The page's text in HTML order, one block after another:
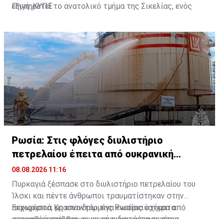
εξυπηρετεί το ανατολικό τμήμα της Σικελίας, ενός
Πηγή: ΚΥΠΕ
Ρωσία: Στις φλόγες διυλιστήριο
πετρελαίου έπειτα από ουκρανική
επίθεση
08.08.2026 11:16
Πυρκαγιά ξέσπασε στο διυλιστήριο πετρελαίου του
Ίλσκι και πέντε άνθρωποι τραυματίστηκαν στην
περιφέρεια Κρασνοντάρ της Ρωσίας ύστερα από
Ξεχωριστά, μη επανδρωμένα εναέρια οχήματα